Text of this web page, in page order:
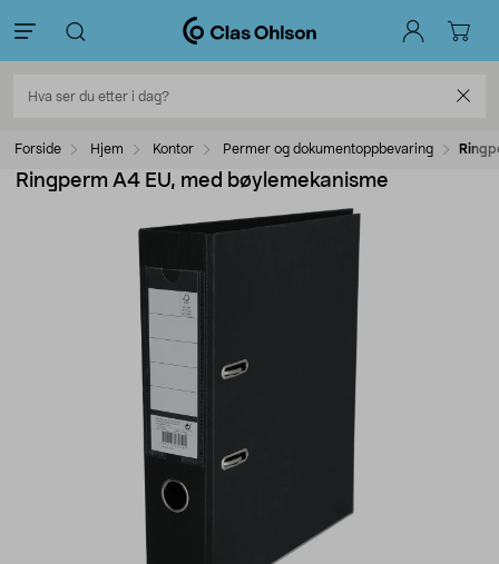
Forside Hjem Kontor Permer og dokumentoppbevaring
Ringperm A4 EU, med bøylemekanisme